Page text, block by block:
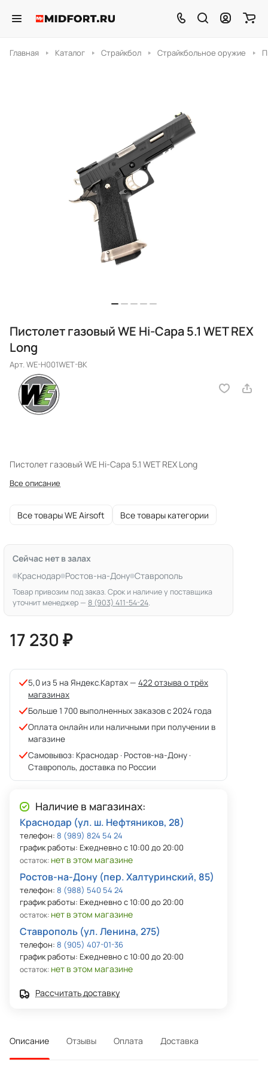
Главная Каталог Страйкбол Страйкбольное оружие
Пистолет газовый WE Hi-Capa 5.1 WET REX
Long
Арт.WE-H001WET-BK
Пистолет газовый WE Hi-Capa 5.1 WET REX Long
Все описание
Все товары WE Airsoft Все товары категории
Сейчас нет в залах
Краснодар Ростов-на-Дону Ставрополь
Товар привозим под заказ. Срок и наличие у поставщика
уточнит менеджер — 8 (903) 411-54-24.
17 230 ₽
5,0 из 5 на Яндекс.Картах — 422 отзыва о трёх
магазинах
Больше 1 700 выполненных заказов с 2024 года
Оплата онлайн или наличными при получении в
магазине
Самовывоз: Краснодар · Ростов-на-Дону ·
Ставрополь, доставка по России
Наличие в магазинах:
Краснодар (ул. ш. Нефтяников, 28)
телефон: 8 (989) 824 54 24
график работы: Ежедневно с 10:00 до 20:00
остаток: нет в этом магазине
Ростов-на-Дону (пер. Халтуринский, 85)
телефон: 8 (988) 540 54 24
график работы: Ежедневно с 10:00 до 20:00
остаток: нет в этом магазине
Ставрополь (ул. Ленина, 275)
телефон: 8 (905) 407-01-36
график работы: Ежедневно с 10:00 до 20:00
остаток: нет в этом магазине
Рассчитать доставку
Описание Отзывы Оплата Доставка